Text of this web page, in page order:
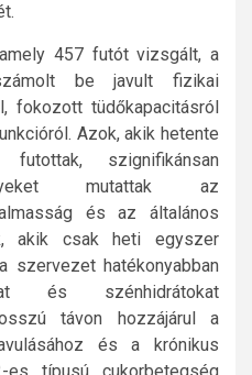
457 futót vizsgált, a
be javult fizikai
fokozott tüdőkapacitásról
Azok, akik hetente
futottak, szignifikánsan
mutattak az
és az általános
akik csak heti egyszer
szervezet hatékonyabban
és szénhidrátokat
távon hozzájárul a
és a krónikus